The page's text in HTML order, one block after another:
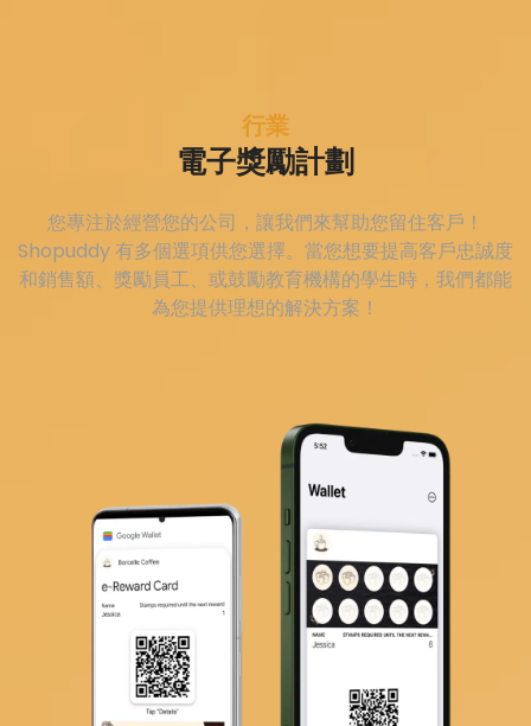
行業
電子獎勵計劃
您專注於經營您的公司，讓我們來幫助您留住客戶！
Shopuddy 有多個選項供您選擇。當您想要提高客戶忠誠度
和銷售額、獎勵員工、或鼓勵教育機構的學生時，我們都能
為您提供理想的解決方案！